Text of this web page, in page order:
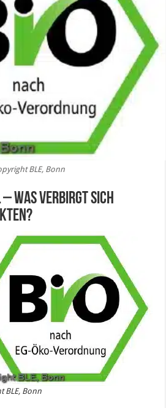
BLE, Bonn
– was verbirgt sich
BLE, Bonn